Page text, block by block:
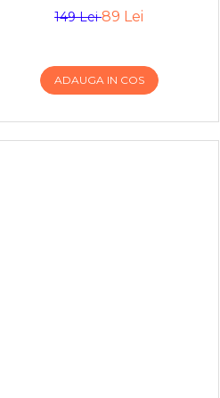
149 Lei89 Lei
ADAUGA IN COS